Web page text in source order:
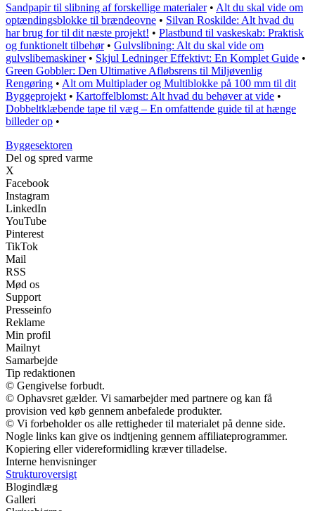
Sandpapir til slibning af forskellige materialer• Alt du skal vide om
optændingsblokke til brændeovne • Silvan Roskilde: Alt hvad du
har brug for til dit næste projekt! • Plastbund til vaskeskab: Praktisk
og funktionelt tilbehør• Gulvslibning: Alt du skal vide om
gulvslibemaskiner• Skjul Ledninger Effektivt: En Komplet Guide •
Green Gobbler: Den Ultimative Afløbsrens til Miljøvenlig
Rengøring • Alt om Multiplader og Multiblokke på 100 mm til dit
Byggeprojekt • Kartoffelblomst: Alt hvad du behøver at vide •
Dobbeltklæbende tape til væg – En omfattende guide til at hænge
billeder op •
Byggesektoren
Del og spred varme
X
Facebook
Instagram
LinkedIn
YouTube
Pinterest
TikTok
Mail
RSS
Mød os
Support
Presseinfo
Reklame
Min profil
Mailnyt
Samarbejde
Tip redaktionen
© Gengivelse forbudt.
© Ophavsret gælder. Vi samarbejder med partnere og kan få
provision ved køb gennem anbefalede produkter.
© Vi forbeholder os alle rettigheder til materialet på denne side.
Nogle links kan give os indtjening gennem affiliateprogrammer.
Kopiering eller videreformidling kræver tilladelse.
Interne henvisninger
Strukturoversigt
Blogindlæg
Galleri